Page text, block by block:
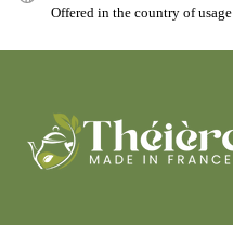
Offered in the country of usage